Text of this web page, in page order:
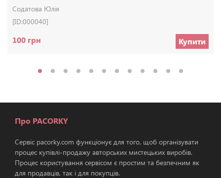
Содатова Юлія
[ID:000040]
100 грн Купити
Про PACORKY
Сервіс pacorky.com функціонує для того, щоб організувати
процес купівлі-продажу авторських мистецьких виробів.
Процес користування сервісом є простим та безпечним як
для продавців, так і для покупців.